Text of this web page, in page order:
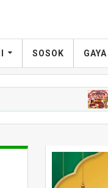
SOSOK GAYA
NEWS